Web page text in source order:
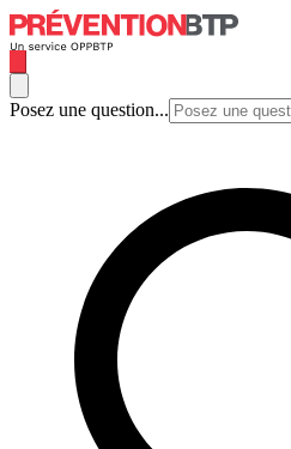
Posez une question...